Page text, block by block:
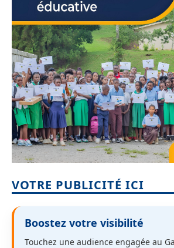
VOTRE PUBLICITÉ ICI
Boostez votre visibilité
Touchez une audience engagée au